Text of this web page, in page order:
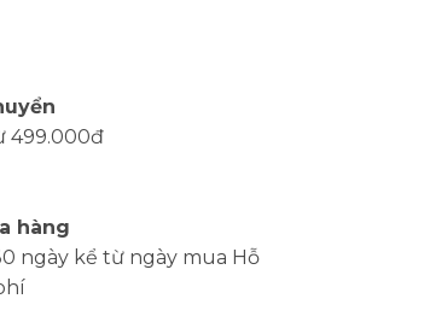
499.000đ
hàng
ngày kể từ ngày mua Hỗ